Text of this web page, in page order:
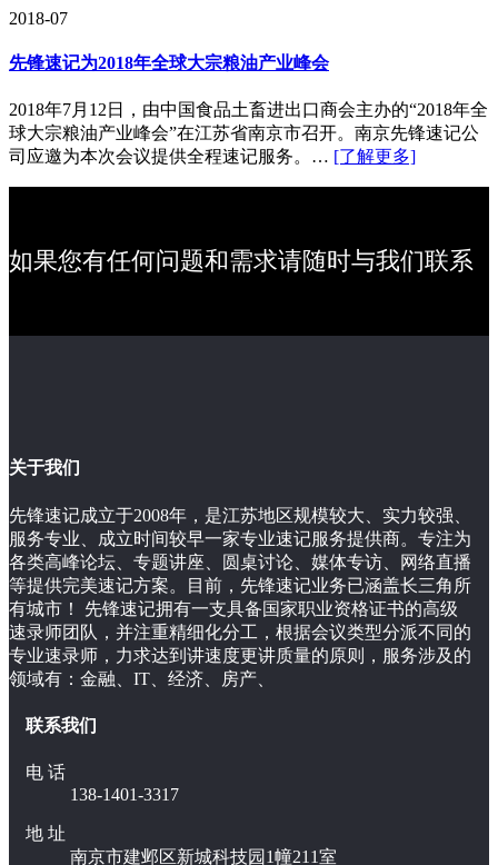
2018-07
先锋速记为2018年全球大宗粮油产业峰会
2018年7月12日，由中国食品土畜进出口商会主办的“2018年全
球大宗粮油产业峰会”在江苏省南京市召开。南京先锋速记公
司应邀为本次会议提供全程速记服务。… [了解更多]
如果您有任何问题和需求请随时与我们联系
关于我们
先锋速记成立于2008年，是江苏地区规模较大、实力较强、
服务专业、成立时间较早一家专业速记服务提供商。专注为
各类高峰论坛、专题讲座、圆桌讨论、媒体专访、网络直播
等提供完美速记方案。目前，先锋速记业务已涵盖长三角所
有城市！ 先锋速记拥有一支具备国家职业资格证书的高级
速录师团队，并注重精细化分工，根据会议类型分派不同的
专业速录师，力求达到讲速度更讲质量的原则，服务涉及的
领域有：金融、IT、经济、房产、
联系我们
电 话
138-1401-3317
地 址
南京市建邺区新城科技园1幢211室